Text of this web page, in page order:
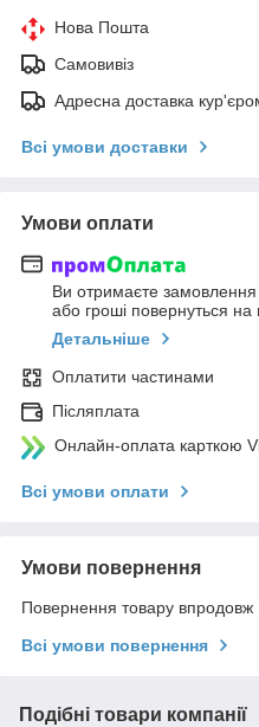
Нова Пошта
Самовивіз
Адресна доставка
Всі умови доставки
Умови оплати
Ви отримаєте замовлення
або гроші повернуться на
Детальніше
Оплатити частинами
Післяплата
Онлайн-оплата карткою
Всі умови оплати
Умови повернення
Повернення товару впродовж
Всі умови повернення
Подібні товари компанії